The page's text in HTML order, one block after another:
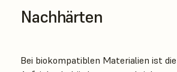
Nachhärten
Bei biokompatiblen Materialien ist